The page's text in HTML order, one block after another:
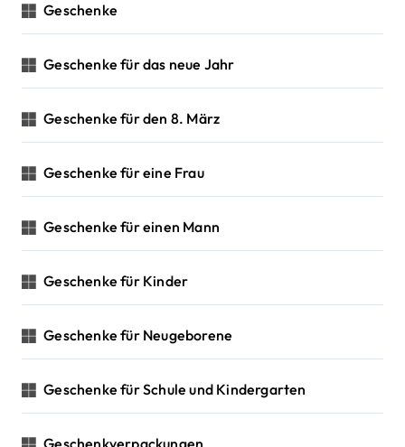
Geschenke
Geschenke für das neue Jahr
Geschenke für den 8. März
Geschenke für eine Frau
Geschenke für einen Mann
Geschenke für Kinder
Geschenke für Neugeborene
Geschenke für Schule und Kindergarten
Geschenkverpackungen